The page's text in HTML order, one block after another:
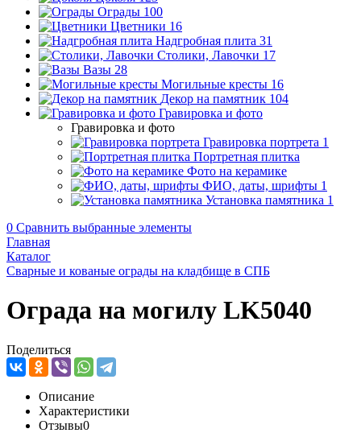
Ограды 100
Цветники 16
Надгробная плита 31
Столики, Лавочки 17
Вазы 28
Могильные кресты 16
Декор на памятник 104
Гравировка и фото
Гравировка и фото
Гравировка портрета 1
Портретная плитка
Фото на керамике
ФИО, даты, шрифты 1
Установка памятника 1
0 Сравнить выбранные элементы
Главная
Каталог
Сварные и кованые ограды на кладбище в СПБ
Ограда на могилу LK5040
Поделиться
Описание
Характеристики
Отзывы0